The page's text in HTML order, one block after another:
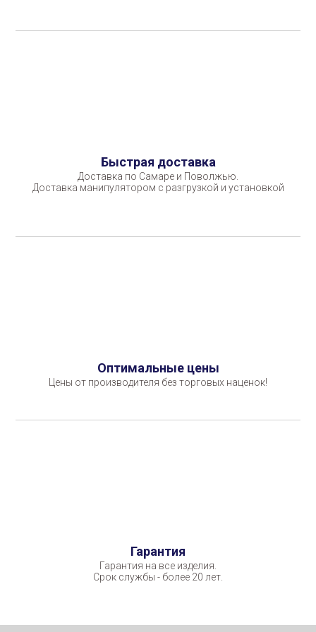
Быстрая доставка
Доставка по Самаре и Поволжью.
Доставка манипулятором с разгрузкой и установкой
Оптимальные цены
Цены от производителя без торговых наценок!
Гарантия
Гарантия на все изделия.
Срок службы - более 20 лет.